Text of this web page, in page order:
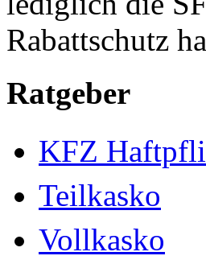
Rabattschutz
Ratgeber
KFZ
Teilkasko
Vollkasko